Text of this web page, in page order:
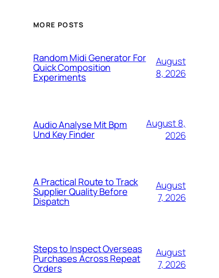
MORE POSTS
Random Midi Generator For
Quick Composition
Experiments
August
8, 2026
Audio Analyse Mit Bpm
Und Key Finder
August 8,
2026
A Practical Route to Track
Supplier Quality Before
Dispatch
August
7, 2026
Steps to Inspect Overseas
Purchases Across Repeat
Orders
August
7, 2026